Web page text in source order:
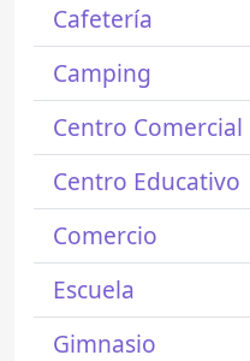
Cafetería
Camping
Centro Comercial
Centro Educativo
Comercio
Escuela
Gimnasio